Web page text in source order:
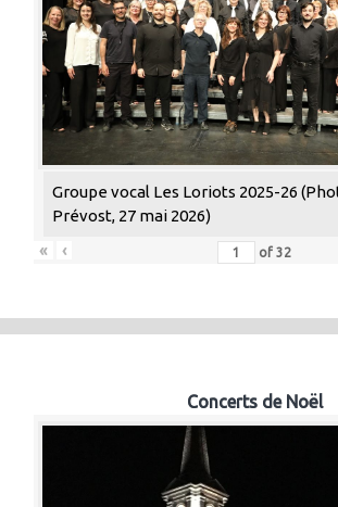
Groupe vocal Les Loriots 2025-26
Prévost, 27 mai 2026)
«
‹ of 32
Concerts de Noël